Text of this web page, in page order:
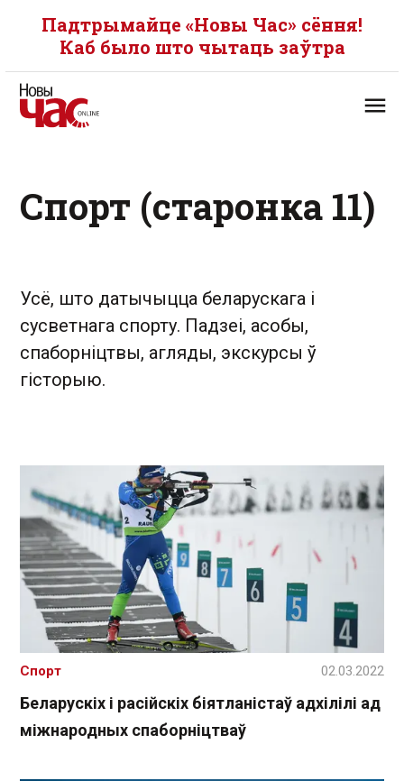
Падтрымайце «Новы Час» сёння!
Каб было што чытаць заўтра
Спорт (старонка 11)
Усё, што датычыцца беларускага і
сусветнага спорту. Падзеі, асобы,
спаборніцтвы, агляды, экскурсы ў
гісторыю.
Беларускіх і расійскіх біятланістаў адхілілі ад
міжнародных спаборніцтваў
Спорт 02.03.2022